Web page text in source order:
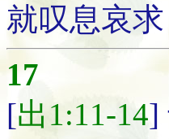
就叹息哀
17
[出1:11-14]